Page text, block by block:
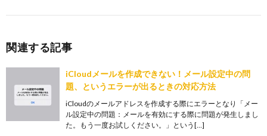
関連する記事
iCloudメールを作成できない！メール設定中の問
題、というエラーが出るときの対応方法
iCloudのメールアドレスを作成する際にエラーとなり「メー
ル設定中の問題：メールを有効にする際に問題が発生しまし
た。もう一度お試しください。」という[…]